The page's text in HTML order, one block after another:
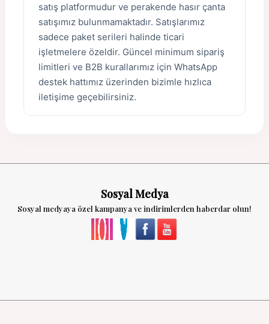
satış platformudur ve perakende hasır çanta
satışımız bulunmamaktadır. Satışlarımız
sadece paket serileri halinde ticari
işletmelere özeldir. Güncel minimum sipariş
limitleri ve B2B kurallarımız için WhatsApp
destek hattımız üzerinden bizimle hızlıca
iletişime geçebilirsiniz.
Sosyal Medya
Sosyal medyaya özel kampanya ve indirimlerden haberdar olun!